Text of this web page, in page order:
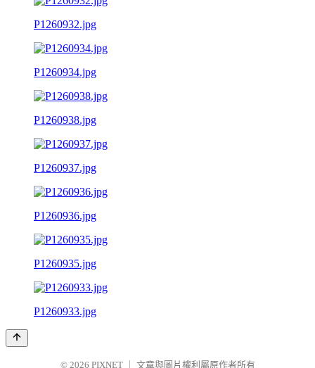
P1260932.jpg
P1260934.jpg
P1260938.jpg
P1260937.jpg
P1260936.jpg
P1260935.jpg
P1260933.jpg
© 2026 PIXNET 文章與圖片權利屬原作者所有